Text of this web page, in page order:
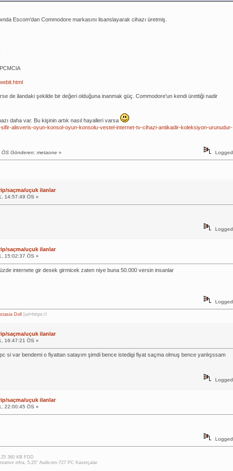
Escom'dan Commodore markasını lisanslayarak cihazı üretmiş.
de ilandaki şekilde bir değeri olduğuna inanmak güç. Commodore'un kendi ürettiği nadir
daha var. Bu kişinin artık nasıl hayalleri varsa
alisveris-oyun-konsol-oyun-konsolu-vestel-internet-tv-cihazi-antikadir-koleksiyon-urunudur-
Gönderen: metaone» Logged
saçma/uçuk ilanlar
14:57:49 ÖS »
Logged
saçma/uçuk ilanlar
15:02:37 ÖS »
internete gir desek girmicek zaten niye buna 50.000 versin insanlar
Logged
Doll [url=https://
saçma/uçuk ilanlar
16:47:21 ÖS »
si var bendemi o fiyattan satayım şimdi bence istedigi fiyat saçma olmuş bence yanlışssam
Logged
saçma/uçuk ilanlar
22:00:45 ÖS »
Logged
360 KB FDD
infra, 5,25" Audicom-727 PC Kasetçalar